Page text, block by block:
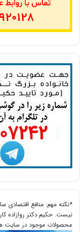
*نکته مهم: منافع اقتصادی
نیست. حکیم دکتر روازاده
محصولات موجود در سایت